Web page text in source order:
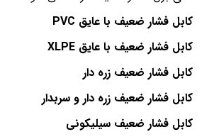
کابل فشار ضعیف با عایق PVC
کابل فشار ضعیف با عایق XLPE
کابل فشار ضعیف زره دار
کابل فشار ضعیف زره دار و سربدار
کابل فشار ضعیف سیلیکونی